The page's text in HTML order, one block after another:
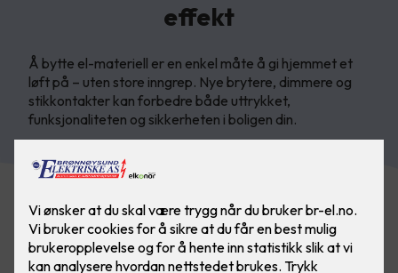
effekt
Å bytte el-materiell er en enkel måte å gi hjemmet et
løft på – uten store inngrep. Nye brytere, dimmere og
stikkontakter kan forbedre både uttrykket,
funksjonaliteten og sikkerheten i boligen din.